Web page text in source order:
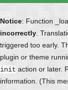
Notice: Function
incorrectly .
triggered too early.
plugin or theme
init action or later.
information. (This